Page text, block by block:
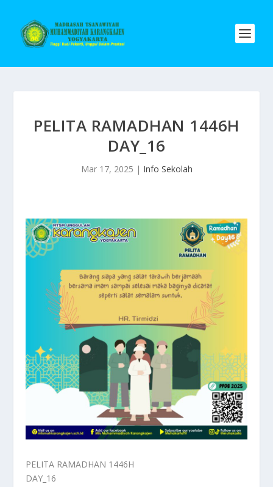
PELITA RAMADHAN 1446H
DAY_16
Mar 17, 2025 | Info Sekolah
PELITA RAMADHAN 1446H
DAY_16